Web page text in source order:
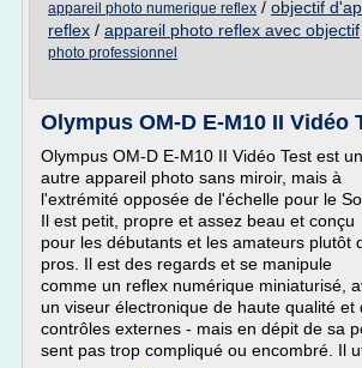
appareil photo numerique reflex / objectif
reflex / appareil photo reflex avec objectif
photo professionnel
Olympus OM-D E-M10 II Vidéo
Olympus OM-D E-M10 II Vidéo Test est un
autre appareil photo sans miroir, mais à
l'extrémité opposée de l'échelle pour le
Il est petit, propre et assez beau et conçu
pour les débutants et les amateurs plutôt
pros. Il est des regards et se manipule
comme un reflex numérique miniaturisé,
un viseur électronique de haute qualité et
contrôles externes - mais en dépit de sa
sent pas trop compliqué ou encombré. Il